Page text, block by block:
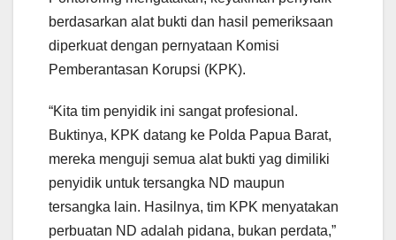
berdasarkan alat bukti dan hasil pemeriksaan
diperkuat dengan pernyataan Komisi
Pemberantasan Korupsi (KPK).
“Kita tim penyidik ini sangat profesional.
Buktinya, KPK datang ke Polda Papua Barat,
mereka menguji semua alat bukti yag dimiliki
penyidik untuk tersangka ND maupun
tersangka lain. Hasilnya, tim KPK menyatakan
perbuatan ND adalah pidana, bukan perdata,”